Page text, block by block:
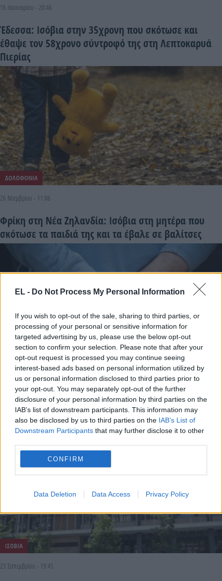
EL - Do Not Process My Personal Information
If you wish to opt-out of the sale, sharing to third parties, or
processing of your personal or sensitive information for
targeted advertising by us, please use the below opt-out
section to confirm your selection. Please note that after your
opt-out request is processed you may continue seeing
interest-based ads based on personal information utilized by
us or personal information disclosed to third parties prior to
your opt-out. You may separately opt-out of the further
disclosure of your personal information by third parties on the
IAB’s list of downstream participants. This information may
also be disclosed by us to third parties on the IAB’s List of
Downstream Participants that may further disclose it to other
CONFIRM
Data Deletion Data Access Privacy Policy
16 Ιανουαρίου - 20:46
Έδεσσα: Ισόβια στην 35χρονη που σκότωσε και
έθαψε τον 58χρονο σύντροφό της στη Λεπτοκαρυά
Πιερίας
ΔΟΛΟΦΟΝΙΑ
26 Νοεμβρίου - 11:06
Φρίκη στη Νέα Ζηλανδία: Ισόβια στη μητέρα που
σκότωσε τα παιδιά της και τα έβαλε σε βαλίτσες
ΒΙΑΣΜΟΣ
Φρίκη στη Θεσσαλονίκη: Ισόβια ξανά στον 62χρονο
που σκότωσε την κατάκοιτη μητέρα του και την
βίαζε
ΙΣΟΒΙΑ
23 Σεπτεμβρίου - 19:45